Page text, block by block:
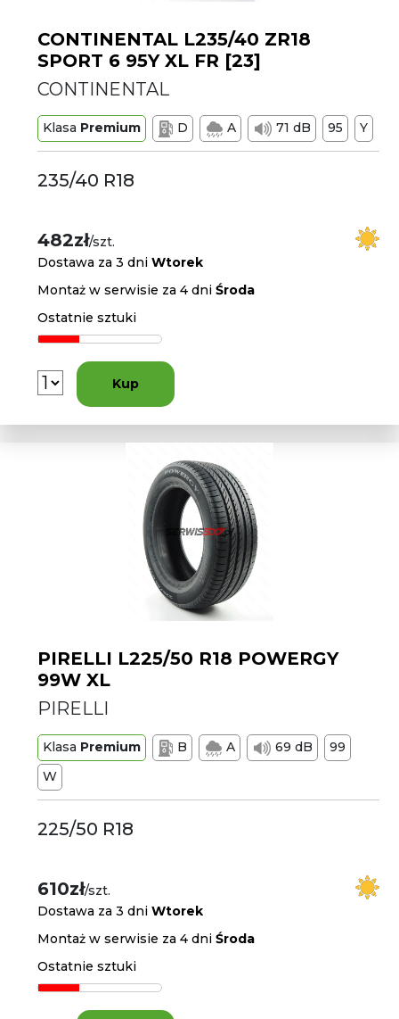
CONTINENTAL L235/40 ZR18
SPORT 6 95Y XL FR [23]
CONTINENTAL
Klasa Premium D A 71 dB 95 Y
235/40 R18
482zł/szt.
Dostawa za 3 dniWtorek
Montaż w serwisie za 4 dniŚroda
Ostatnie sztuki
Kup
PIRELLI L225/50 R18 POWERGY
99W XL
PIRELLI
Klasa Premium B A 69 dB
99
W
225/50 R18
610zł/szt.
Dostawa za 3 dniWtorek
Montaż w serwisie za 4 dniŚroda
Ostatnie sztuki